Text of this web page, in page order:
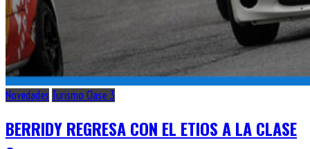
Novedades Turismo Clase 3
BERRIDY REGRESA CON EL ETIOS A LA CLASE